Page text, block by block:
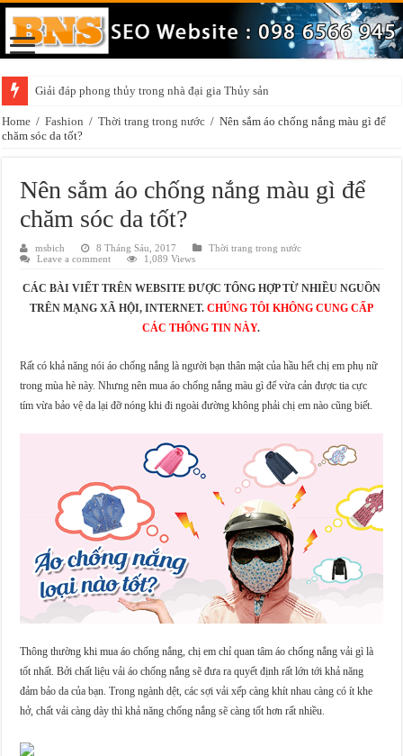
Giải đáp phong thủy trong nhà đại gia Thủy sản
Home / Fashion / Thời trang trong nước / Nên sắm áo chống nắng màu gì để
chăm sóc da tốt?
Nên sắm áo chống nắng màu gì để
chăm sóc da tốt?
msbich 8 Tháng Sáu, 2017
Thời trang trong nước
Leave a comment
1,089 Views
CÁC BÀI VIẾT TRÊN WEBSITE ĐƯỢC TỔNG HỢP TỪ NHIỀU NGUỒN
TRÊN MẠNG XÃ HỘI, INTERNET. CHÚNG TÔI KHÔNG CUNG CẤP
CÁC THÔNG TIN NÀY.
Rất có khả năng nói áo chống nắng là người bạn thân mật của hầu hết chị em phụ nữ
trong mùa hè này. Nhưng nên mua áo chống nắng màu gì để vừa cản được tia cực
tím vừa bảo vệ da lại đỡ nóng khi đi ngoài đường không phải chị em nào cũng biết.
Thông thường khi mua áo chống nắng, chị em chỉ quan tâm áo chống nắng vải gì là
tốt nhất. Bởi chất liệu vải áo chống nắng sẽ đưa ra quyết định rất lớn tới khả năng
đảm bảo da của bạn. Trong ngành dệt, các sợi vải xếp càng khít nhau càng có ít khe
hở, chất vải càng dày thì khả năng chống nắng sẽ càng tốt hơn rất nhiều.